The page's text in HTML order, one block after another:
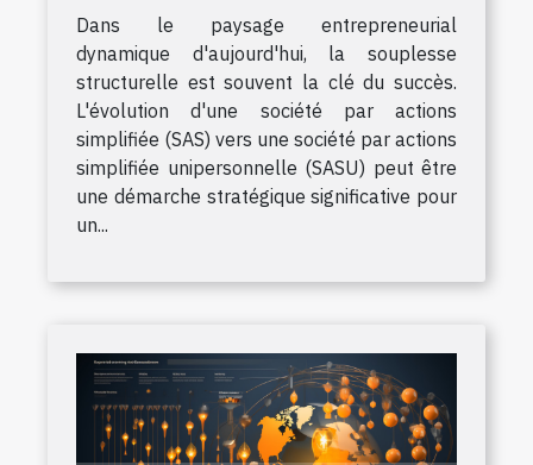
Dans le paysage entrepreneurial
dynamique d'aujourd'hui, la souplesse
structurelle est souvent la clé du succès.
L'évolution d'une société par actions
simplifiée (SAS) vers une société par actions
simplifiée unipersonnelle (SASU) peut être
une démarche stratégique significative pour
un...